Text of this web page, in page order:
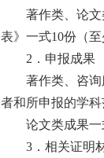
著作类、论文类
表》一式10份（
2．申报成果
著作类、咨询服
者和所申报的学科
论文类成果一式
3．相关证明